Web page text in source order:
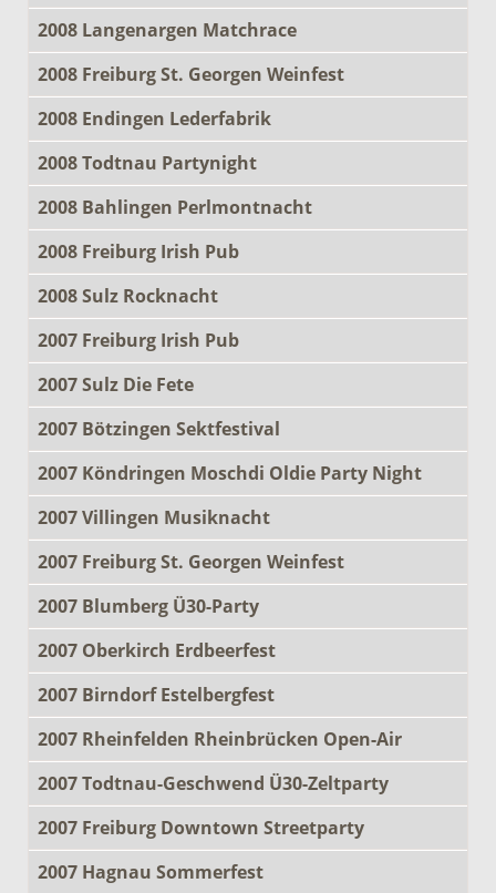
2008 Langenargen Matchrace
2008 Freiburg St. Georgen Weinfest
2008 Endingen Lederfabrik
2008 Todtnau Partynight
2008 Bahlingen Perlmontnacht
2008 Freiburg Irish Pub
2008 Sulz Rocknacht
2007 Freiburg Irish Pub
2007 Sulz Die Fete
2007 Bötzingen Sektfestival
2007 Köndringen Moschdi Oldie Party Night
2007 Villingen Musiknacht
2007 Freiburg St. Georgen Weinfest
2007 Blumberg Ü30-Party
2007 Oberkirch Erdbeerfest
2007 Birndorf Estelbergfest
2007 Rheinfelden Rheinbrücken Open-Air
2007 Todtnau-Geschwend Ü30-Zeltparty
2007 Freiburg Downtown Streetparty
2007 Hagnau Sommerfest